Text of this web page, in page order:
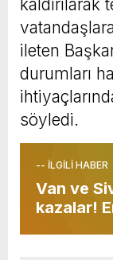
kaldırılarak
ileten
durumları
söyledi.
-- İLGİLİ HABER
Van ve
kazalar!